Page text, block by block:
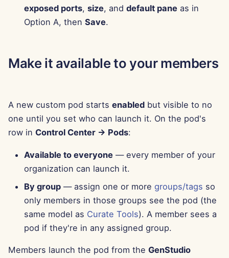
3 tháng 1 năm 2025
20 tháng 12 năm 2024
6 tháng 12 năm 2024
22 tháng 11 năm 2024
15 tháng 11 năm 2024
8 tháng 11 năm 2024
exposed ports, size, and default paneas in
Option A, then Save.
Make it available to your members
A new custom pod starts enabled but visible to no
one until you set who can launch it. On the pod's
row in Control Center → Pods:
Available to everyone— every member of your
organization can launch it.
By group— assign one or more groups/tags so
only members in those groups see the pod (the
same model as Curate Tools). A member sees a
pod if they're in any assigned group.
Members launch the pod from the GenStudio